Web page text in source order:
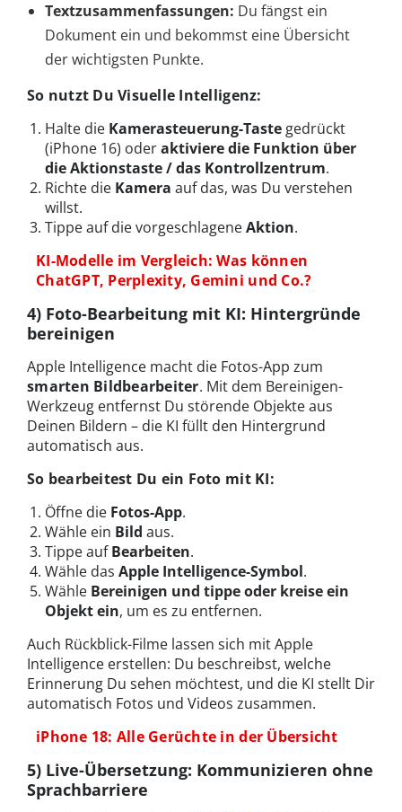
Textzusammenfassungen: Du fängst ein
Dokument ein und bekommst eine Übersicht
der wichtigsten Punkte.
So nutzt Du Visuelle Intelligenz:
Halte die Kamerasteuerung-Tastegedrückt
(iPhone 16) oderaktiviere die Funktion über
die Aktionstaste / das Kontrollzentrum.
Richte die Kamera auf das, was Du verstehen
willst.
Tippe auf die vorgeschlageneAktion.
KI-Modelle im Vergleich: Was können
ChatGPT, Perplexity, Gemini und Co.?
4) Foto-Bearbeitung mit KI: Hintergründe
bereinigen
Apple Intelligence macht die Fotos-App zum
smarten Bildbearbeiter. Mit dem Bereinigen-
Werkzeug entfernst Du störende Objekte aus
Deinen Bildern – die KI füllt den Hintergrund
automatisch aus.
So bearbeitest Du ein Foto mit KI:
Öffne die Fotos-App.
Wähle ein Bild aus.
Tippe aufBearbeiten.
Wähle das Apple Intelligence-Symbol.
Wähle Bereinigen und tippe oder kreise ein
Objekt ein, um es zu entfernen.
Auch Rückblick-Filme lassen sich mit Apple
Intelligence erstellen: Du beschreibst, welche
Erinnerung Du sehen möchtest, und die KI stellt Dir
automatisch Fotos und Videos zusammen.
iPhone 18: Alle Gerüchte in der Übersicht
5) Live-Übersetzung: Kommunizieren ohne
Sprachbarriere